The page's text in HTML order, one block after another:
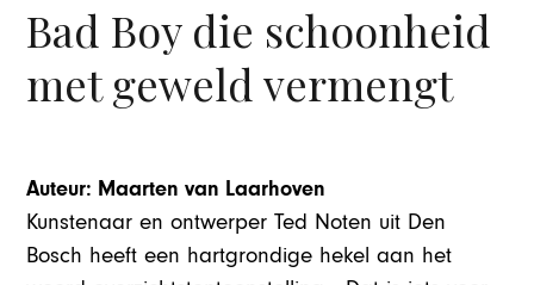
Bad Boy die schoonheid
met geweld vermengt
Auteur: Maarten van Laarhoven
Kunstenaar en ontwerper Ted Noten uit Den
Bosch heeft een hartgrondige hekel aan het